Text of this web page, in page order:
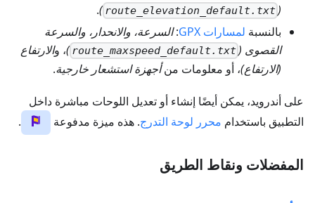
(
route_elevation_default.txt
)
.
بالنسبة لمسارات GPX :السرعة، والانحدار، والسرعة
القصوى (route_maxspeed_default.txt
)، والارتفاع
(الارتفاع)، أو معلومات منأجهزة استشعار خارجية.
على أندرويد، يمكن أيضًا إنشاء أو تعديل اللوحات مباشرة داخل
التطبيق باستخدام محرر لوحة التدرج. هذه ميزة مدفوعة .
المفضلات ونقاط الطريق